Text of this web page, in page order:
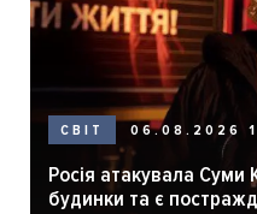
СВІТ 06.08.2026
Росія атакувала
будинки та є